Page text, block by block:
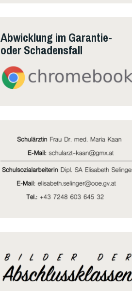
Abwicklung im Garantie-
oder Schadensfall